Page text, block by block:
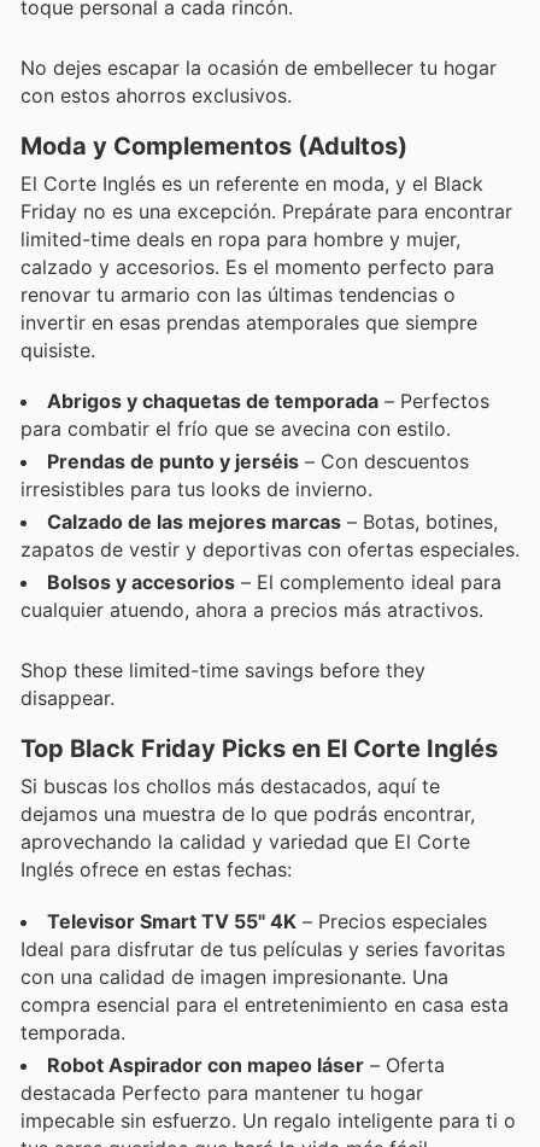
toque personal a cada rincón.
No dejes escapar la ocasión de embellecer tu hogar
con estos ahorros exclusivos.
Moda y Complementos (Adultos)
El Corte Inglés es un referente en moda, y el Black
Friday no es una excepción. Prepárate para encontrar
limited-time deals en ropa para hombre y mujer,
calzado y accesorios. Es el momento perfecto para
renovar tu armario con las últimas tendencias o
invertir en esas prendas atemporales que siempre
quisiste.
Abrigos y chaquetas de temporada – Perfectos
para combatir el frío que se avecina con estilo.
Prendas de punto y jerséis – Con descuentos
irresistibles para tus looks de invierno.
Calzado de las mejores marcas – Botas, botines,
zapatos de vestir y deportivas con ofertas especiales.
Bolsos y accesorios – El complemento ideal para
cualquier atuendo, ahora a precios más atractivos.
Shop these limited-time savings before they
disappear.
Top Black Friday Picks en El Corte Inglés
Si buscas los chollos más destacados, aquí te
dejamos una muestra de lo que podrás encontrar,
aprovechando la calidad y variedad que El Corte
Inglés ofrece en estas fechas:
Televisor Smart TV 55" 4K – Precios especiales
Ideal para disfrutar de tus películas y series favoritas
con una calidad de imagen impresionante. Una
compra esencial para el entretenimiento en casa esta
temporada.
Robot Aspirador con mapeo láser – Oferta
destacada Perfecto para mantener tu hogar
impecable sin esfuerzo. Un regalo inteligente para ti o